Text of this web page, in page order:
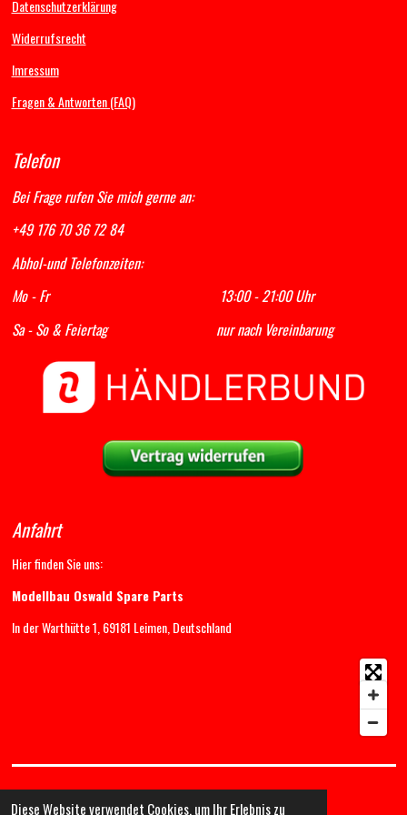
Diese Website verwendet Cookies, um Ihr Erlebnis zu
o
r
m
e
Datenschutzerklärung
Widerrufsrecht
Imressum
Fragen & Antworten (FAQ)
Telefon
Bei Frage rufen Sie mich gerne an:
+49 176 70 36 72 84
Abhol-und Telefonzeiten:
Mo - Fr 13:00 - 21:00 Uhr
Sa - So & Feiertag nur nach Vereinbarung
Anfahrt
Hier finden Sie uns:
Modellbau Oswald Spare Parts
In der Warthütte 1, 69181 Leimen, Deutschland